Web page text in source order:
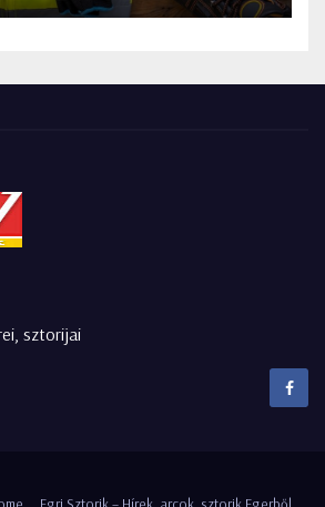
sztorijai
Egri Sztorik – Hírek, arcok, sztorik Egerből